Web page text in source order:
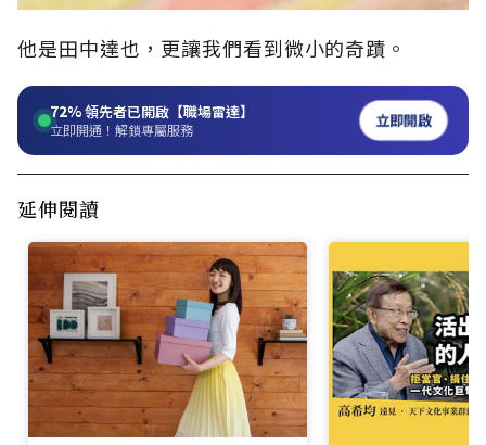
他是田中達也，更讓我們看到微小的奇蹟。
72%領先者已開啟【職場雷達】
立即開通！解鎖專屬服務 立即開啟
延伸閱讀